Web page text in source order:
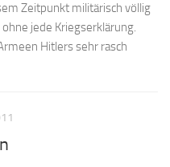
Zeitpunkt militärisch völlig
jede Kriegserklärung.
Hitlers sehr rasch